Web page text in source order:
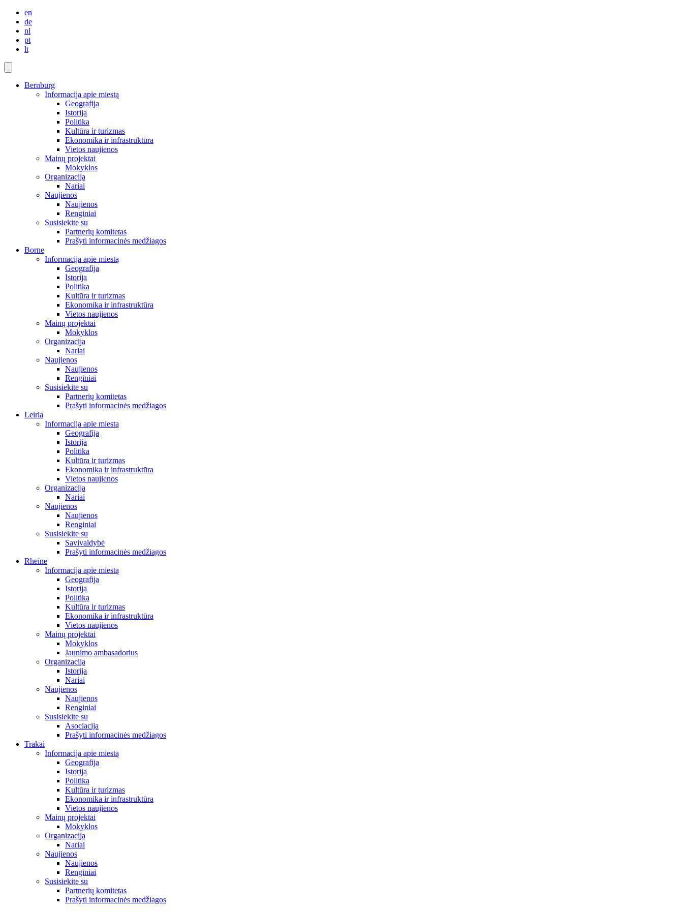
en
de
nl
pt
lt
Bernburg
Informacija apie miestą
Geografija
Istorija
Politika
Kultūra ir turizmas
Ekonomika ir infrastruktūra
Vietos naujienos
Mainų projektai
Mokyklos
Organizacija
Nariai
Naujienos
Naujienos
Renginiai
Susisiekite su
Partnerių komitetas
Prašyti informacinės medžiagos
Borne
Informacija apie miestą
Geografija
Istorija
Politika
Kultūra ir turizmas
Ekonomika ir infrastruktūra
Vietos naujienos
Mainų projektai
Mokyklos
Organizacija
Nariai
Naujienos
Naujienos
Renginiai
Susisiekite su
Partnerių komitetas
Prašyti informacinės medžiagos
Leiria
Informacija apie miestą
Geografija
Istorija
Politika
Kultūra ir turizmas
Ekonomika ir infrastruktūra
Vietos naujienos
Organizacija
Nariai
Naujienos
Naujienos
Renginiai
Susisiekite su
Savivaldybė
Prašyti informacinės medžiagos
Rheine
Informacija apie miestą
Geografija
Istorija
Politika
Kultūra ir turizmas
Ekonomika ir infrastruktūra
Vietos naujienos
Mainų projektai
Mokyklos
Jaunimo ambasadorius
Organizacija
Istorija
Nariai
Naujienos
Naujienos
Renginiai
Susisiekite su
Asociacija
Prašyti informacinės medžiagos
Trakai
Informacija apie miestą
Geografija
Istorija
Politika
Kultūra ir turizmas
Ekonomika ir infrastruktūra
Vietos naujienos
Mainų projektai
Mokyklos
Organizacija
Nariai
Naujienos
Naujienos
Renginiai
Susisiekite su
Partnerių komitetas
Prašyti informacinės medžiagos